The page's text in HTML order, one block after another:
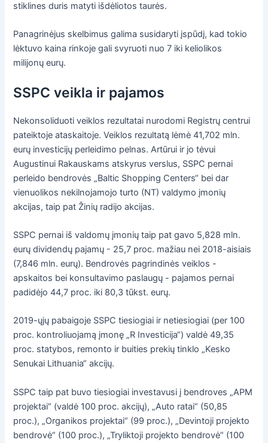
stiklines duris matyti išdėliotos taurės.
Panagrinėjus skelbimus galima susidaryti įspūdį, kad tokio
lėktuvo kaina rinkoje gali svyruoti nuo 7 iki keliolikos
milijonų eurų.
SSPC veikla ir pajamos
Nekonsoliduoti veiklos rezultatai nurodomi Registrų centrui
pateiktoje ataskaitoje. Veiklos rezultatą lėmė 41,702 mln.
eurų investicijų perleidimo pelnas. Artūrui ir jo tėvui
Augustinui Rakauskams atskyrus verslus, SSPC pernai
perleido bendrovės „Baltic Shopping Centers“ bei dar
vienuolikos nekilnojamojo turto (NT) valdymo įmonių
akcijas, taip pat Žinių radijo akcijas.
SSPC pernai iš valdomų įmonių taip pat gavo 5,828 mln.
eurų dividendų pajamų - 25,7 proc. mažiau nei 2018-aisiais
(7,846 mln. eurų). Bendrovės pagrindinės veiklos -
apskaitos bei konsultavimo paslaugų - pajamos pernai
padidėjo 44,7 proc. iki 80,3 tūkst. eurų.
2019-ųjų pabaigoje SSPC tiesiogiai ir netiesiogiai (per 100
proc. kontroliuojamą įmonę „R Investicija“) valdė 49,35
proc. statybos, remonto ir buities prekių tinklo „Kesko
Senukai Lithuania“ akcijų.
SSPC taip pat buvo tiesiogiai investavusi į bendroves „APM
projektai“ (valdė 100 proc. akcijų), „Auto ratai“ (50,85
proc.), „Organikos projektai“ (99 proc.), „Devintoji projekto
bendrovė“ (100 proc.), „Tryliktoji projekto bendrovė“ (100